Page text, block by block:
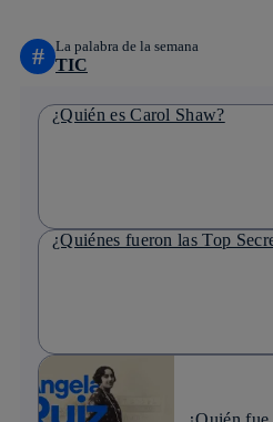
# La palabra de la semana
TIC
¿Quién es Carol Shaw?
¿Quiénes fueron las Top